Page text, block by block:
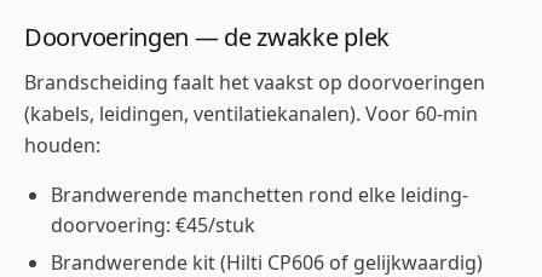
Doorvoeringen — de zwakke plek
Brandscheiding faalt het vaakst op doorvoeringen
(kabels, leidingen, ventilatiekanalen). Voor 60-min
houden:
Brandwerende manchetten rond elke leiding-
doorvoering: €45/stuk
Brandwerende kit (Hilti CP606 of gelijkwaardig)